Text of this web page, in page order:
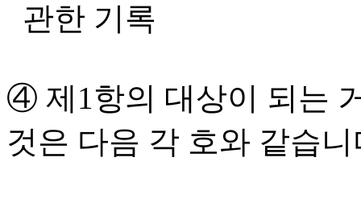
관한 기록
④ 제1항의 대상이 되는
것은 다음 각 호와 같습니